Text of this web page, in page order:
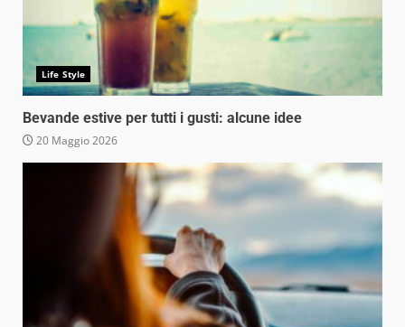
Life Style
Bevande estive per tutti i gusti: alcune idee
20 Maggio 2026